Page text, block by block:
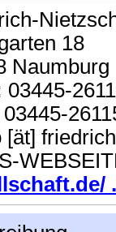
18
Naumburg
03445-
03445-
[ät]